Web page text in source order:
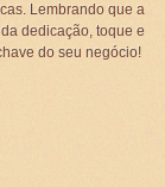
Lembrando que a
dedicação, toque e
do seu negócio!